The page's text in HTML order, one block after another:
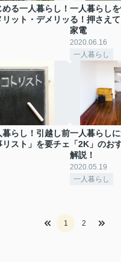
める一人暮らし！
ット・デメリッ
一人暮らし
る！押さえ
家電
2020.06.16
一人暮らし
らし！引越し前
スト」を要チェ
一人暮らし
「2K」のお
解説！
2020.05.19
一人暮らし
1 2